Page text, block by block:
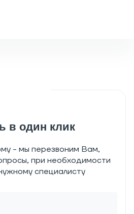
в один клик
- мы перезвоним Вам,
при необходимости
специалисту